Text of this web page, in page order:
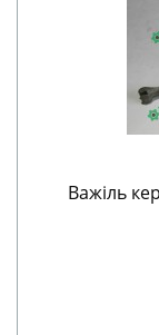
Важіль